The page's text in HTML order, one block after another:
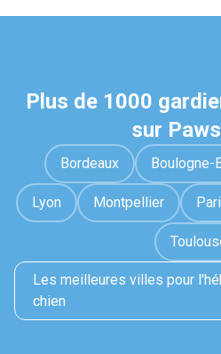
Plus de 1000
sur
Bordeaux Boulogne-
Lyon Montpellier
Les meilleures villes pour
chien